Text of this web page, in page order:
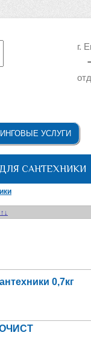
г.
УСЛУГИ
САНТЕХНИКИ
0,7кг